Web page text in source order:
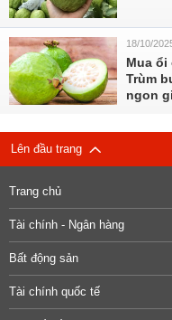
18/10/
Mua ổi
Trùm
ngon
Lên đầu trang
Trang chủ
Tài chính - Ngân hàng
Bất động sản
Tài chính quốc tế